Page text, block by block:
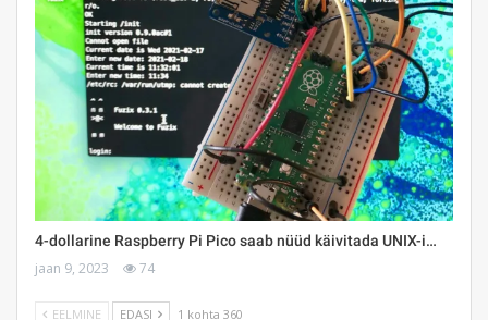
4-dollarine Raspberry Pi Pico saab nüüd käivitada UNIX-i…
jaan 9, 2023 74
EELMINE EDASI 1 kohta 360